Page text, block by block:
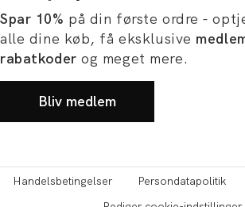
og karriere
Spar 10% på din første ordre -
alle dine køb, få eksklusive
rabatkoder og meget mere.
Bliv medlem
Handelsbetingelser Persondatapolitik